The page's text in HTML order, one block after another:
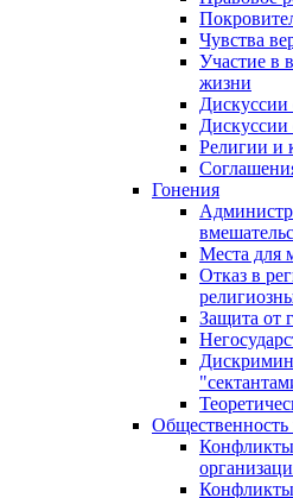
Чувства
Участие в
жизни
Дискуссии
Дискуссии
Религии и
Гонения
Места для
Отказ в
Защита от